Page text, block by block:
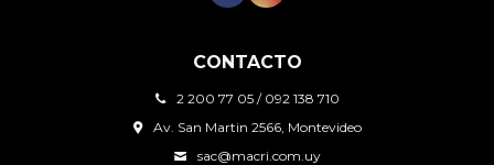
CONTACTO
2 200 77 05 / 092 138 710
Av. San Martin 2566, Montevideo
sac@macri.com.uy